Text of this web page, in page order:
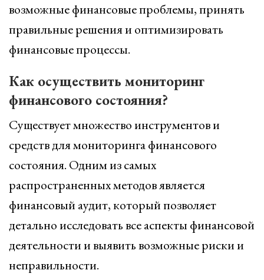
возможные финансовые проблемы, принять
правильные решения и оптимизировать
финансовые процессы.
Как осуществить мониторинг
финансового состояния?
Существует множество инструментов и
средств для мониторинга финансового
состояния. Одним из самых
распространенных методов является
финансовый аудит, который позволяет
детально исследовать все аспекты финансовой
деятельности и выявить возможные риски и
неправильности.